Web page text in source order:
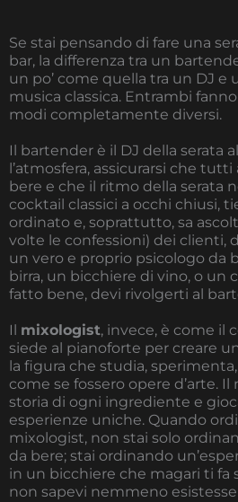
Se stai pensando di fare una
bar, la differenza tra un
un po’ come quella tra un DJ e
musica classica. Entrambi
modi completamente diversi.
Il bartender è il DJ della serata
l’atmosfera, assicurarsi che
bere e che il ritmo della serata
cocktail classici a occhi chiusi,
ordinato e, soprattutto, sa
volte le confessioni) dei clienti,
un vero e proprio psicologo da
birra, un bicchiere di vino, o un
fatto bene, devi rivolgerti al
Il mixologist, invece, è come il
siede al pianoforte per creare
la figura che studia,
come se fossero opere d’arte.
storia di ogni ingrediente e
esperienze uniche. Quando
mixologist, non stai solo
da bere; stai ordinando
in un bicchiere che magari ti fa
non sapevi nemmeno